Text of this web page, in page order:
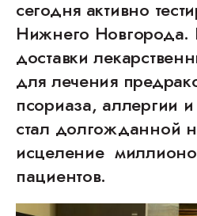
сегодня активно
Нижнего Новгорода.
доставки
для лечения
псориаза, аллергии
стал долгожданной
исцеление
пациентов.